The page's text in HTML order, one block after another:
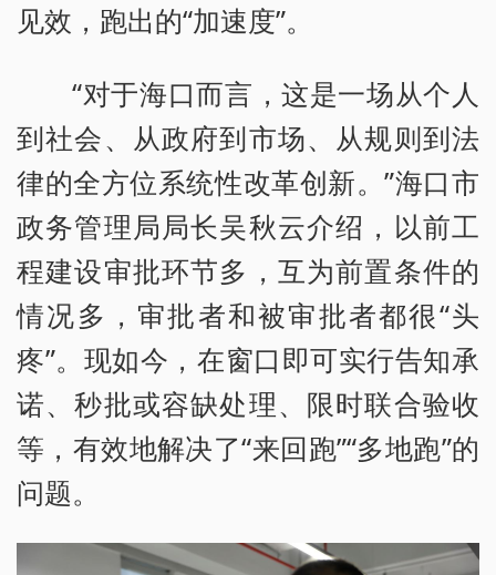
见效，跑出的“加速度”。
“对于海口而言，这是一场从个人
到社会、从政府到市场、从规则到法
律的全方位系统性改革创新。”海口市
政务管理局局长吴秋云介绍，以前工
程建设审批环节多，互为前置条件的
情况多，审批者和被审批者都很“头
疼”。现如今，在窗口即可实行告知承
诺、秒批或容缺处理、限时联合验收
等，有效地解决了“来回跑”“多地跑”的
问题。